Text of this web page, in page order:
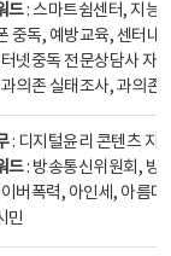
드: 스마트쉼센터, 지능
중독, 예방교육, 센터내
넷중독 전문상담사 자
의존 실태조사, 과의존
: 디지털윤리 콘텐츠 지
드: 방송통신위원회, 방
버폭력, 아인세, 아름
민